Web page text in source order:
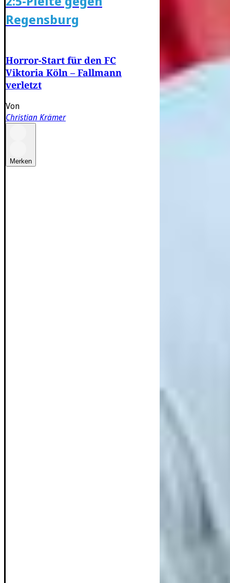
Regensburg
Horror-Start für den FC
Viktoria Köln – Fallmann
verletzt
Von
Christian Krämer
Merken